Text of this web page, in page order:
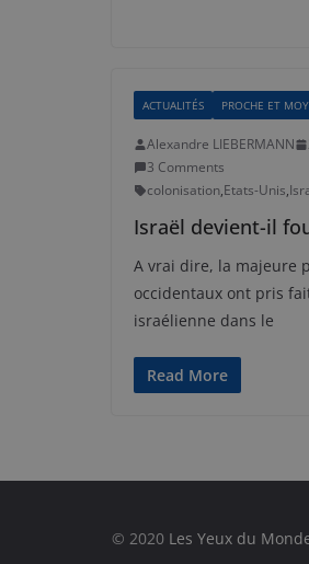
ACTUALITÉS PROCHE ET
Alexandre LIEBERMANN
3 Comments
colonisation,Etats-Unis,
Israël devient-il
A vrai dire, la majeure
occidentaux ont pris
israélienne dans le
Read More
© 2020 Les Yeux du